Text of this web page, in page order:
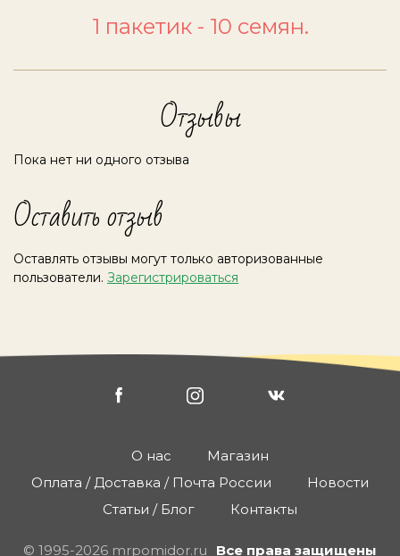
1 пакетик - 10 семян.
Отзывы
Пока нет ни одного отзыва
Оставить отзыв
Оставлять отзывы могут только авторизованные
пользователи. Зарегистрироваться
О нас
Магазин
Оплата / Доставка / Почта России
Новости
Статьи / Блог
Контакты
© 1995-2026 mrpomidor.ru Все права защищены